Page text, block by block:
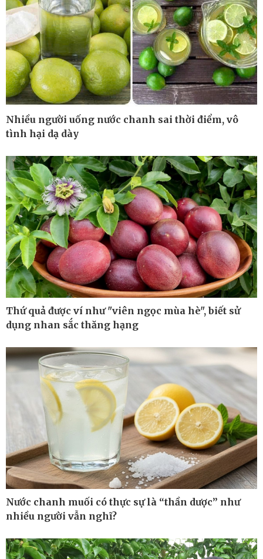
Kinh tế
Bất động sản
Khởi nghiệp
Thị trường
Giá vàng
Tiêu dùng
Tỷ giá
Giá cà phê
Pháp luật
Tin nóng
Tư vấn luật
Thể thao
Pickleball
Bóng đá quốc tế
Bóng đá Việt Nam
Thế giới thể thao
Lịch thi đấu bóng đá
eSports
Hậu trường
Nhiều người uống nước chanh sai thời điểm, vô
tình hại dạ dày
Thứ quả được ví như "viên ngọc mùa hè", biết sử
dụng nhan sắc thăng hạng
Nước chanh muối có thực sự là “thần dược” như
nhiều người vẫn nghĩ?